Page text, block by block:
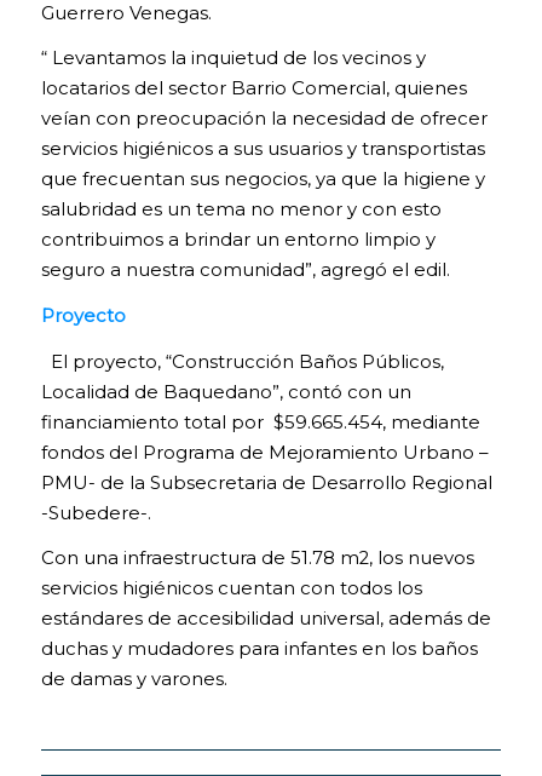
Guerrero Venegas.
“ Levantamos la inquietud de los vecinos y
locatarios del sector Barrio Comercial, quienes
veían con preocupación la necesidad de ofrecer
servicios higiénicos a sus usuarios y transportistas
que frecuentan sus negocios, ya que la higiene y
salubridad es un tema no menor y con esto
contribuimos a brindar un entorno limpio y
seguro a nuestra comunidad”, agregó el edil.
Proyecto
El proyecto, “Construcción Baños Públicos,
Localidad de Baquedano”, contó con un
financiamiento total por $59.665.454, mediante
fondos del Programa de Mejoramiento Urbano –
PMU- de la Subsecretaria de Desarrollo Regional
-Subedere-.
Con una infraestructura de 51.78 m2, los nuevos
servicios higiénicos cuentan con todos los
estándares de accesibilidad universal, además de
duchas y mudadores para infantes en los baños
de damas y varones.